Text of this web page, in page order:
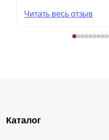
Читать весь отзыв
Каталог